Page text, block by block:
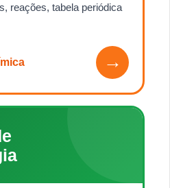
reações, tabela periódica
→